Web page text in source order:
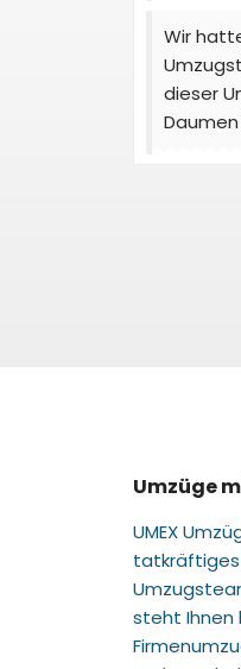
Wir
dieser
Umzüge
UMEX
steht Ihnen